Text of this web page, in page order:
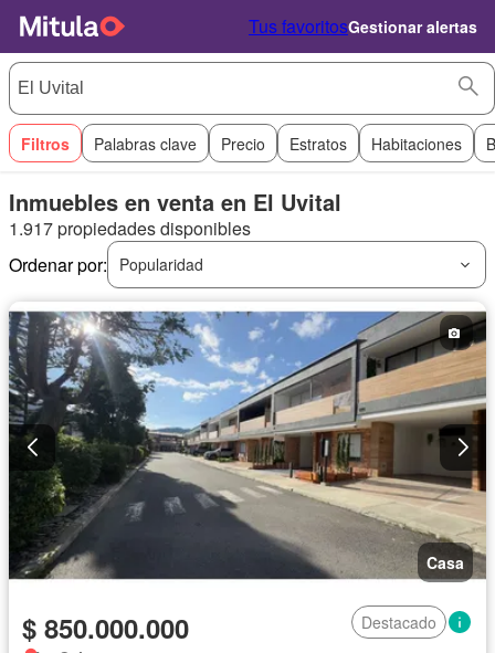
Tus favoritosGestionar alertas
Filtros Palabras clave Precio Estratos Habitaciones
Inmuebles en venta en El Uvital
1.917 propiedades disponibles
Ordenar por:
Popularidad
Casa
$ 850.000.000
Destacado